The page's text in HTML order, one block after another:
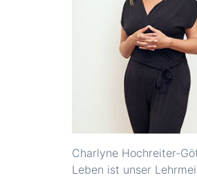
Charlyne Hochreiter-
Leben ist unser